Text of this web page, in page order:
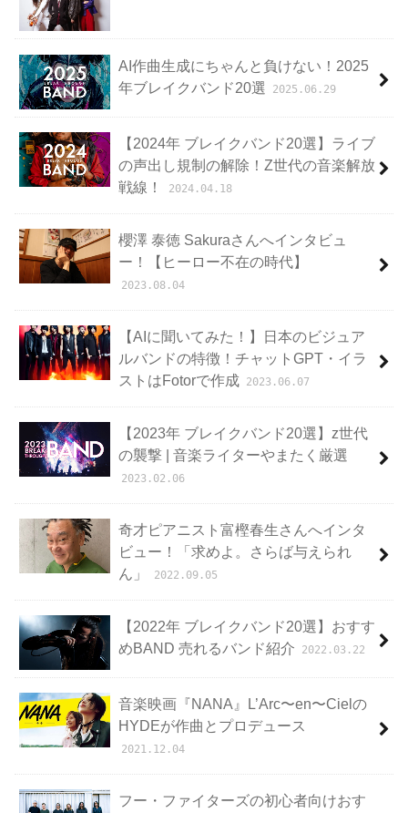
AI作曲生成にちゃんと負けない！2025
年ブレイクバンド20選
2025.06.29
【2024年 ブレイクバンド20選】ライブ
の声出し規制の解除！Z世代の音楽解放
戦線！
2024.04.18
櫻澤 泰徳 Sakuraさんへインタビュ
ー！【ヒーロー不在の時代】
2023.08.04
【AIに聞いてみた！】日本のビジュア
ルバンドの特徴！チャットGPT・イラ
ストはFotorで作成 2023.06.07
【2023年 ブレイクバンド20選】z世代
の襲撃 | 音楽ライターやまたく厳選
2023.02.06
奇才ピアニスト富樫春生さんへインタ
ビュー！「求めよ。さらば与えられ
ん」
2022.09.05
【2022年 ブレイクバンド20選】おすす
めBAND 売れるバンド紹介
2022.03.22
音楽映画『NANA』L’Arc〜en〜Cielの
HYDEが作曲とプロデュース
2021.12.04
フー・ファイターズの初心者向けおす